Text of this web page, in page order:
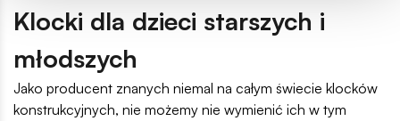
Klocki dla dzieci starszych i
młodszych
Jako producent znanych niemal na całym świecie klocków
konstrukcyjnych, nie możemy nie wymienić ich w tym